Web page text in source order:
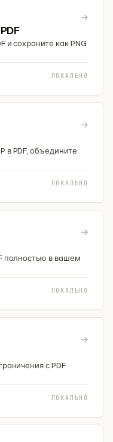
→
и сохраните как PNG
ЛОКАЛЬНО
→
в PDF, объедините
ЛОКАЛЬНО
→
полностью в вашем
ЛОКАЛЬНО
→
с PDF
ЛОКАЛЬНО